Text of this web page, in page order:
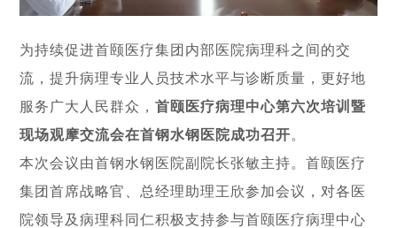
为持续促进首颐医疗集团内部医院病理科之间的交
流，提升病理专业人员技术水平与诊断质量，更好地
服务广大人民群众，首颐医疗病理中心第六次培训暨
现场观摩交流会在首钢水钢医院成功召开。
本次会议由首钢水钢医院副院长张敏主持。首颐医疗
集团首席战略官、总经理助理王欣参加会议，对各医
院领导及病理科同仁积极支持参与首颐医疗病理中心